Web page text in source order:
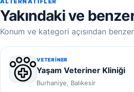
Yakındaki ve
Konum ve kategori açısından
VETERINER
Yaşam Veteriner Kliniği
Burhaniye, Balıkesir